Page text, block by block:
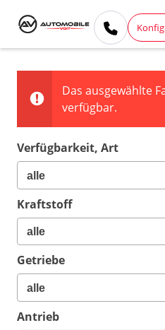
Das ausgewählte
verfügbar.
Verfügbarkeit, Art
Kraftstoff
Getriebe
Antrieb